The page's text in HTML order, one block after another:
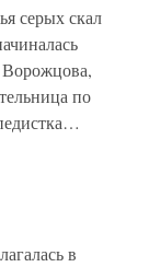
серых скал
Ворожцова,
по
в